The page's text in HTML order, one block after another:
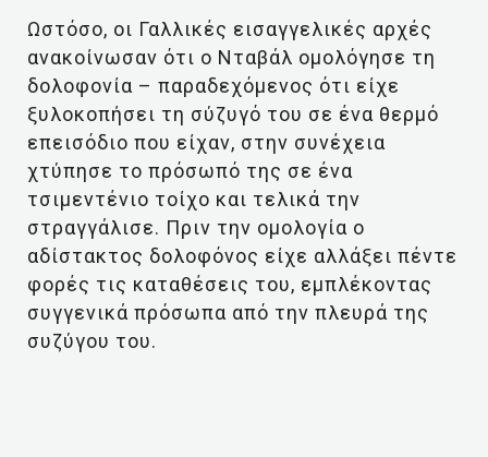
Ωστόσο, οι Γαλλικές εισαγγελικές αρχές
ανακοίνωσαν ότι ο Νταβάλ ομολόγησε τη
δολοφονία – παραδεχόμενος ότι είχε
ξυλοκοπήσει τη σύζυγό του σε ένα θερμό
επεισόδιο που είχαν, στην συνέχεια
χτύπησε το πρόσωπό της σε ένα
τσιμεντένιο τοίχο και τελικά την
στραγγάλισε. Πριν την ομολογία ο
αδίστακτος δολοφόνος είχε αλλάξει πέντε
φορές τις καταθέσεις του, εμπλέκοντας
συγγενικά πρόσωπα από την πλευρά της
συζύγου του.